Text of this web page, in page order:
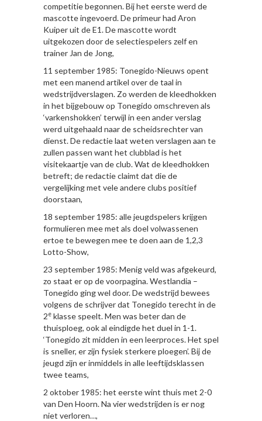
competitie begonnen. Bij het eerste werd de
mascotte ingevoerd. De primeur had Aron
Kuiper uit de E1. De mascotte wordt
uitgekozen door de selectiespelers zelf en
trainer Jan de Jong,
11 september 1985: Tonegido-Nieuws opent
met een manend artikel over de taal in
wedstrijdverslagen. Zo werden de kleedhokken
in het bijgebouw op Tonegido omschreven als
‘varkenshokken’ terwijl in een ander verslag
werd uitgehaald naar de scheidsrechter van
dienst. De redactie laat weten verslagen aan te
zullen passen want het clubblad is het
visitekaartje van de club. Wat de kleedhokken
betreft; de redactie claimt dat die de
vergelijking met vele andere clubs positief
doorstaan,
18 september 1985: alle jeugdspelers krijgen
formulieren mee met als doel volwassenen
ertoe te bewegen mee te doen aan de 1,2,3
Lotto-Show,
23 september 1985: Menig veld was afgekeurd,
zo staat er op de voorpagina. Westlandia –
Tonegido ging wel door. De wedstrijd bewees
volgens de schrijver dat Tonegido terecht in de
2e klasse speelt. Men was beter dan de
thuisploeg, ook al eindigde het duel in 1-1.
‘Tonegido zit midden in een leerproces. Het spel
is sneller, er zijn fysiek sterkere ploegen’. Bij de
jeugd zijn er inmiddels in alle leeftijdsklassen
twee teams,
2 oktober 1985: het eerste wint thuis met 2-0
van Den Hoorn. Na vier wedstrijden is er nog
niet verloren…,